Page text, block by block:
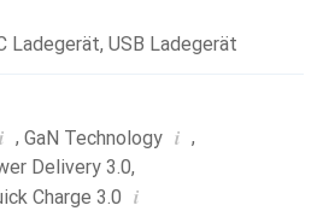
Ladegerät, USB Ladegerät
i , GaN Technology i ,
Delivery 3.0,
Charge 3.0 i